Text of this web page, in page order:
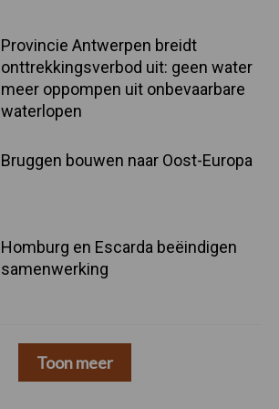
Provincie Antwerpen breidt
onttrekkingsverbod uit: geen water
meer oppompen uit onbevaarbare
waterlopen
Bruggen bouwen naar Oost-Europa
Homburg en Escarda beëindigen
samenwerking
Toon meer